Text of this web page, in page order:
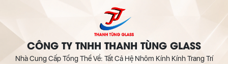
CÔNG TY TNHH THANH TÙNG GLASS
Nhà Cung Cấp Tổng Thể Về: Tất Cả Hệ Nhôm Kính Kính Trang Trí